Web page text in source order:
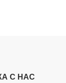
С НАС